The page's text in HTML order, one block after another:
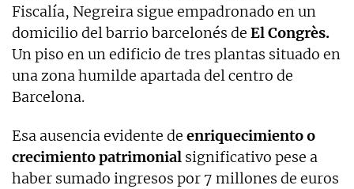
Fiscalía, Negreira sigue empadronado en un
domicilio del barrio barcelonés de El Congrès.
Un piso en un edificio de tres plantas situado en
una zona humilde apartada del centro de
Barcelona.
Esa ausencia evidente de enriquecimiento o
crecimiento patrimonial significativo pese a
haber sumado ingresos por 7 millones de euros